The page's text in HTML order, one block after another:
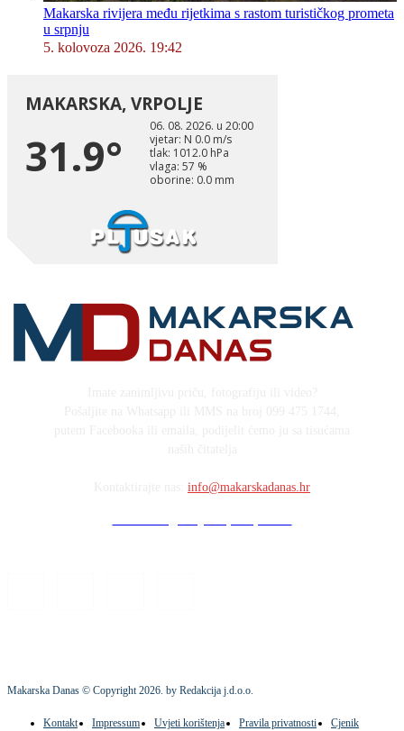
Makarska rivijera među rijetkima s rastom turističkog prometa
u srpnju
5. kolovoza 2026. 19:42
info@makarskadanas.hr
Makarska Danas © Copyright2026. by Redakcija j.d.o.o.
Kontakt Impressum Uvjeti korištenja Pravila privatnosti
Cjenik